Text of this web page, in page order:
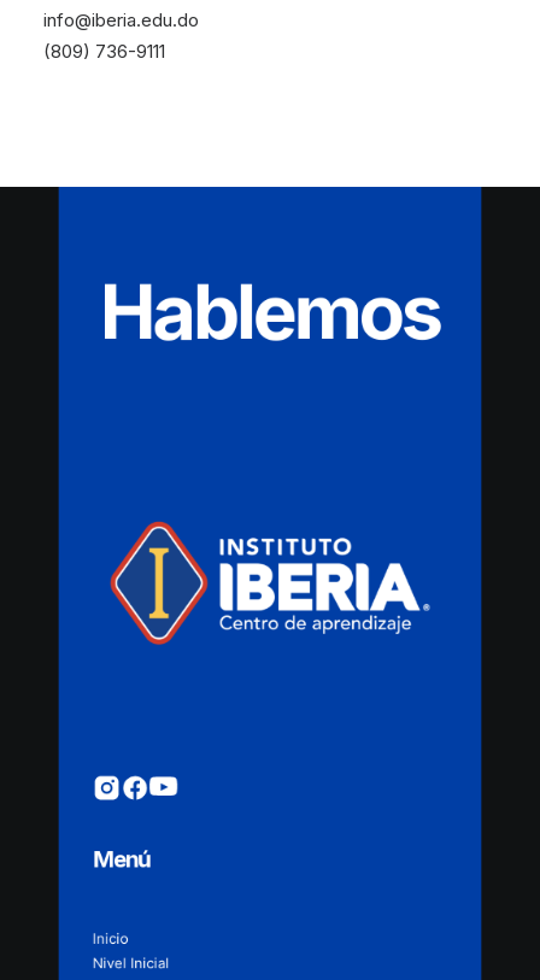
info@iberia.edu.do
(809) 736-9111
Hablemos
Menú
Inicio
Nivel Inicial